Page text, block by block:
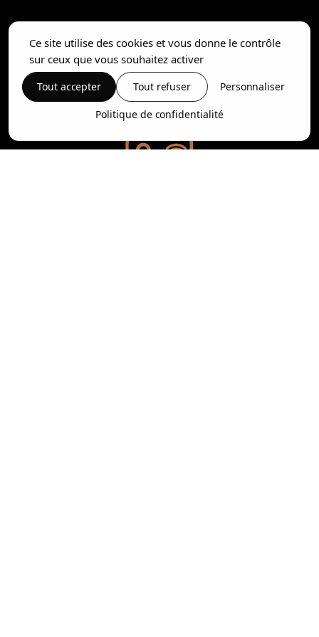
Ce site utilise des cookies et vous donne le contrôle
sur ceux que vous souhaitez activer
Tout accepter Tout refuser Personnaliser
Politique de confidentialité